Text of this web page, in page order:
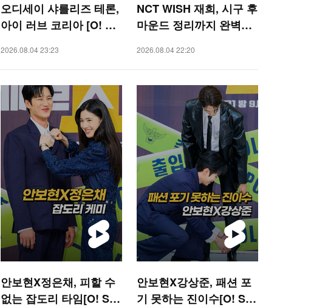
오디세이 샤를리즈 테론,
아이 러브 코리아 [O! ST
2026.08.04 23:23
NCT WISH 재희, 시구 후
마운드 정리까지 완벽
2026.08.04 22:20
안보현X정은채, 피할 수
없는 잡도리 타임[O! ST
안보현X강상준, 패션 포
기 못하는 진이수[O! ST